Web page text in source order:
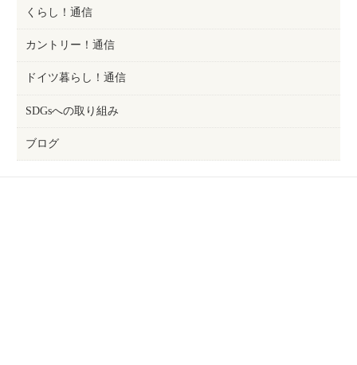
くらし！通信
カントリー！通信
ドイツ暮らし！通信
SDGsへの取り組み
ブログ